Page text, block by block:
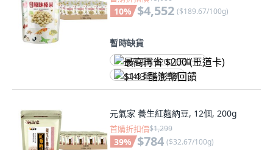
10% $4,552 ($189.67/100g)
暫時缺貨
最高再省 $200 (王道卡)
$143 酷澎幣回饋
元氣家 養生紅麴納豆, 12個, 200g
首購折扣價$1,299
39% $784 ($32.67/100g)